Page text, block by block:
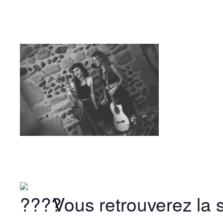
Vous retrouverez la